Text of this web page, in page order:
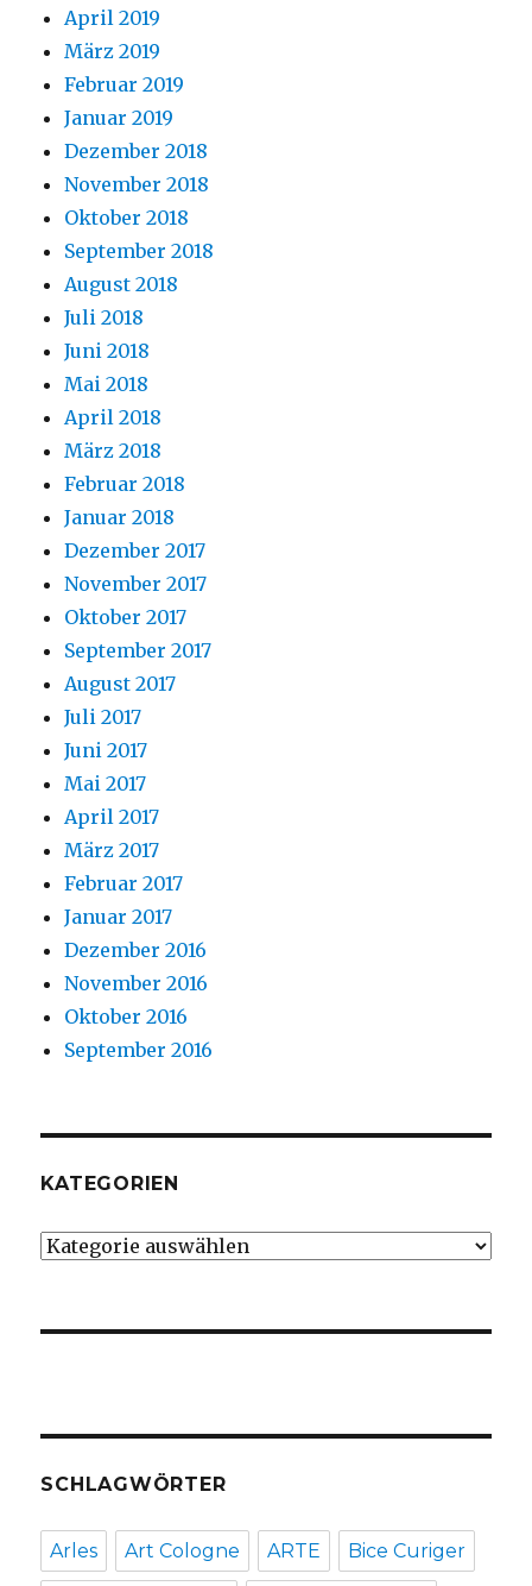
April 2019
März 2019
Februar 2019
Januar 2019
Dezember 2018
November 2018
Oktober 2018
September 2018
August 2018
Juli 2018
Juni 2018
Mai 2018
April 2018
März 2018
Februar 2018
Januar 2018
Dezember 2017
November 2017
Oktober 2017
September 2017
August 2017
Juli 2017
Juni 2017
Mai 2017
April 2017
März 2017
Februar 2017
Januar 2017
Dezember 2016
November 2016
Oktober 2016
September 2016
KATEGORIEN
Kategorien
SCHLAGWÖRTER
Arles Art Cologne ARTE Bice Curiger